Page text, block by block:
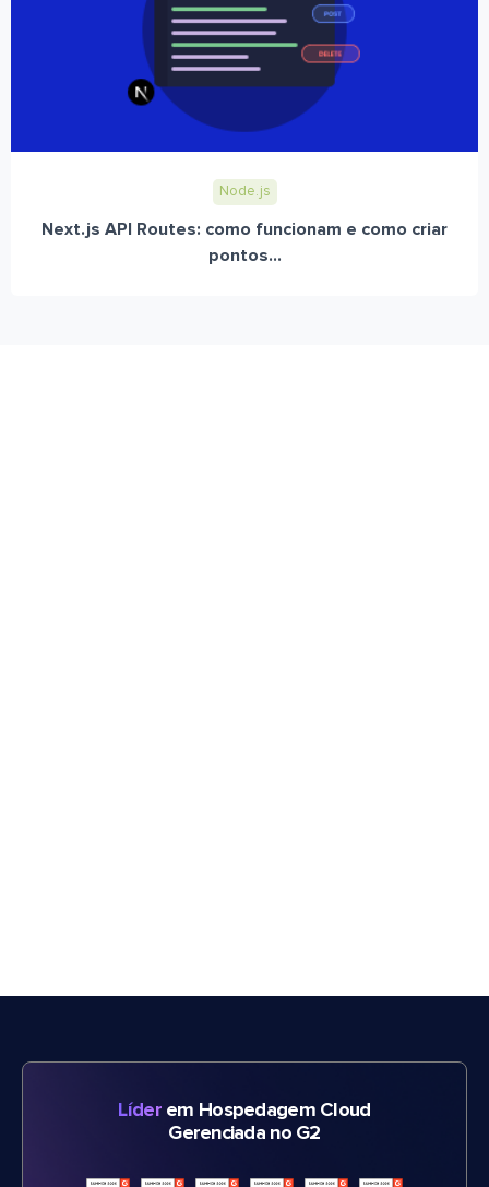
Node.js
Next.js API Routes: como funcionam e como criar
pontos...
Líderem Hospedagem Cloud
Gerenciada no G2